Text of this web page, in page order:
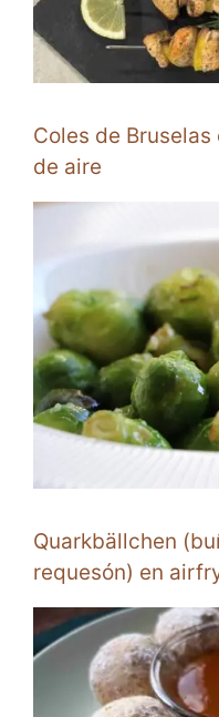
Coles de
de aire
Quarkbällchen
requesón) en